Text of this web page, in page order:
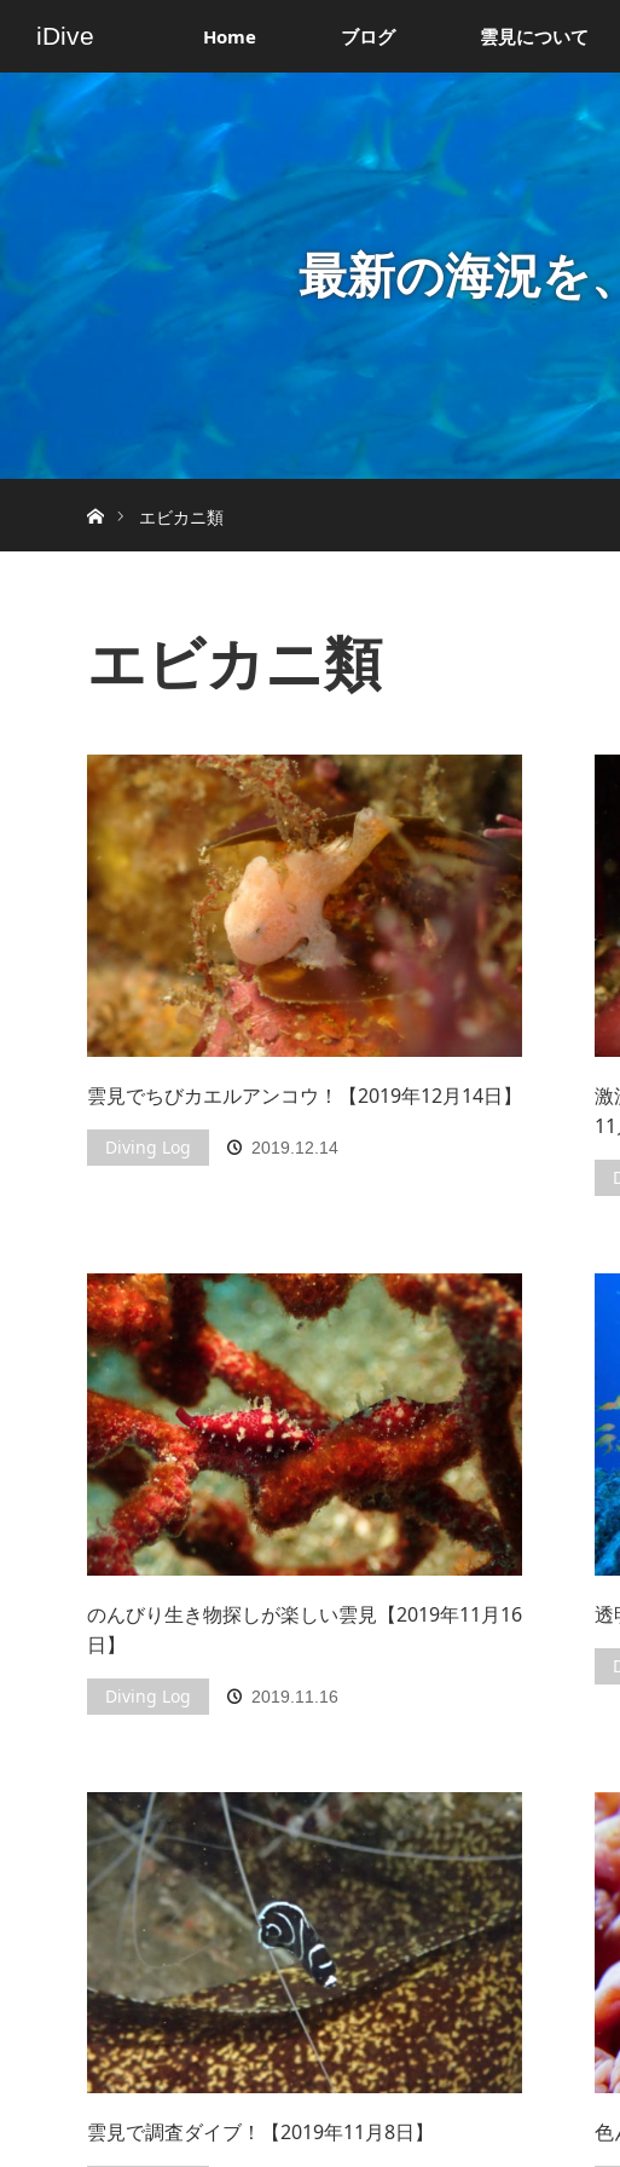
iDive Home ブログ 雲見について
最新の海況を
エビカニ類
エビカニ類
雲見でちびカエルアンコウ！【2019年12月14日】
Diving Log 2019.12.14
激
11
のんびり生き物探しが楽しい雲見【2019年11月16
日】
Diving Log 2019.11.16
透
雲見で調査ダイブ！【2019年11月8日】 色